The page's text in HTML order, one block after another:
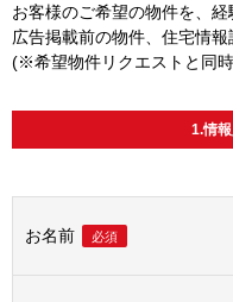
お客様のご希望の物件を、
広告掲載前の物件、住宅情
(※希望物件リクエストと同
1.情
お名前 必須